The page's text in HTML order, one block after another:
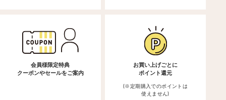
会員様限定特典
クーポンやセールをご案内
お買い上げごとに
ポイント還元
(※定期購入でのポイントは
使えません)